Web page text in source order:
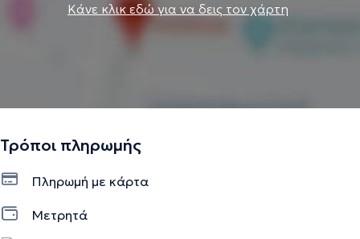
Κάνε κλικ εδώ για να δεις τον χάρτη
Τρόποι πληρωμής
Πληρωμή με κάρτα
Μετρητά